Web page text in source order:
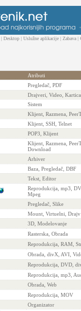
| Desktop | Uslužne aplikacije | Zabava |
Atributi
Pregledač, PDF
Drajveri, Video, Kartica
Sistem
Klijent, Razmena,
Klijent, SSH, Telnet
POP3, Klijent
Klijent, Razmena,
Download
Arhiver
Baza, Pregledač, DBF
Tekst, Editor
Reprodukcija, mp3,
Mpeg
Pregledač, Slike
Mount, Virtuelni, Drajv
3D, Modelovanje
Rasterska, Obrada
Reprodukcija, RAM,
Obrada, divX, AVI,
Reprodukcija, DVD,
Reprodukcija, mp3,
Obrada, Web
Reprodukcija, MOV
Organizator